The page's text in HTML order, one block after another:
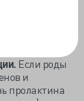
кто не смог.
росте
Если роды
и
пролактина